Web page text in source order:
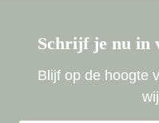
Schrijf je nu in
Blijf op de hoogte